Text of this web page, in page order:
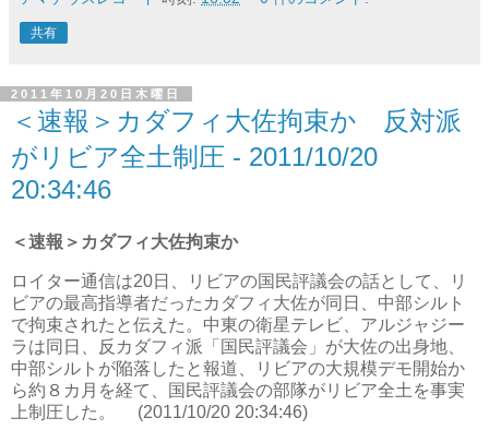
共有
2011年10月20日木曜日
＜速報＞カダフィ大佐拘束か 反対派
がリビア全土制圧 - 2011/10/20
20:34:46
＜速報＞カダフィ大佐拘束か
ロイター通信は20日、リビアの国民評議会の話として、リ
ビアの最高指導者だったカダフィ大佐が同日、中部シルト
で拘束されたと伝えた。中東の衛星テレビ、アルジャジー
ラは同日、反カダフィ派「国民評議会」が大佐の出身地、
中部シルトが陥落したと報道、リビアの大規模デモ開始か
ら約８カ月を経て、国民評議会の部隊がリビア全土を事実
上制圧した。 (2011/10/20 20:34:46)